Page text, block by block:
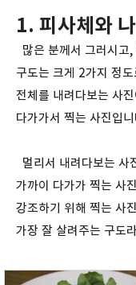
1. 피사체와 나
많은 분께서 그러시고
구도는 크게 2가지 정
전체를 내려다보는 사
다가가서 찍는 사진입
멀리서 내려다보는 사
가까이 다가가 찍는 사
강조하기 위해 찍는 사
가장 잘 살려주는 구도